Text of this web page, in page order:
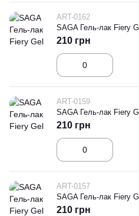
ART-0162
SAGA Гель-лак Fiery
210 грн
ART-0159
SAGA Гель-лак Fiery
210 грн
ART-0157
SAGA Гель-лак Fiery
210 грн